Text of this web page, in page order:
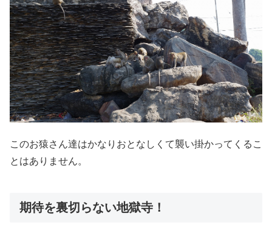
このお猿さん達はかなりおとなしくて襲い掛かってくるこ
とはありません。
期待を裏切らない地獄寺！